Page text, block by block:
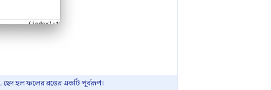
. ছেদ হল ফলের রঙের একটি পূর্বরূপ।